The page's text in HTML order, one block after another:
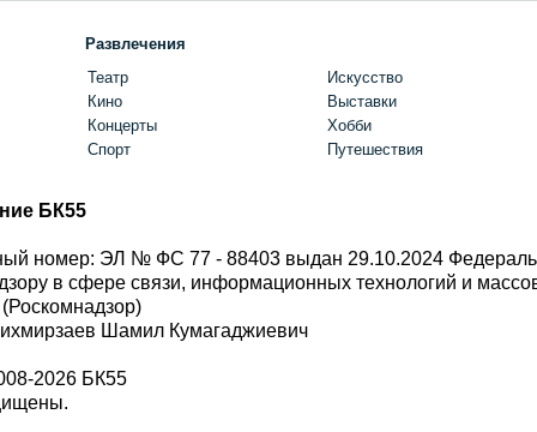
Развлечения
Театр
Кино
Концерты
Спорт
Искусство
Выставки
Хобби
Путешествия
БК55
номер: ЭЛ № ФС 77 - 88403 выдан 29.10.2024
в сфере связи, информационных технологий и
Шамил Кумагаджиевич
2026 БК55